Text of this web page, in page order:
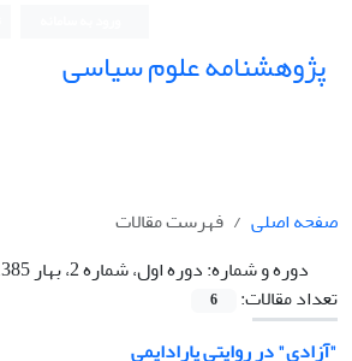
پژوهشنامه علوم سیاسی
صفحه اصلی
فهرست مقالات
دوره و شماره:دوره اول، شماره 2، بهار 1385، صفحه 1-175
تعداد مقالات:
6
"آزادی" در روایتی پارادایمی